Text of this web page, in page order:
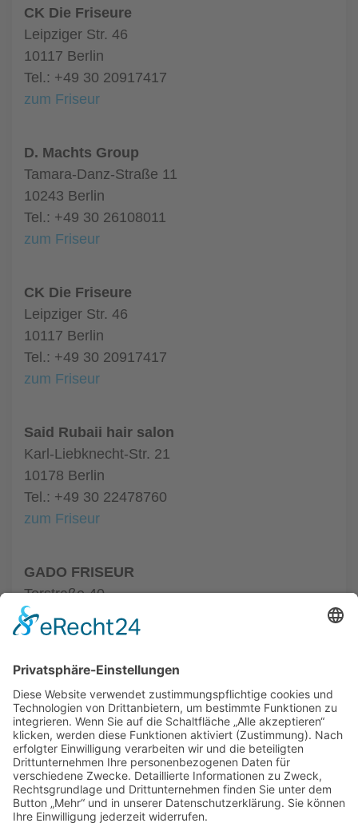
CK Die Friseure
Leipziger Str. 46
10117 Berlin
Tel.: +49 30 20917417
zum Friseur
D. Machts Group
Tamara-Danz-Straße 11
10243 Berlin
Tel.: +49 30 26108011
zum Friseur
CK Die Friseure
Leipziger Str. 46
10117 Berlin
Tel.: +49 30 20917417
zum Friseur
Said Rubaii hair salon
Karl-Liebknecht-Str. 21
10178 Berlin
Tel.: +49 30 22478760
zum Friseur
GADO FRISEUR
Torstraße 40
10119 Berlin
Tel.: +49 30 64460121
ALLGEMEIN
FRISEURE